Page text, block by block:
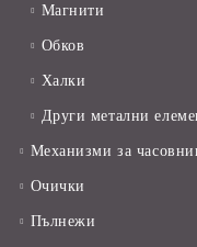
Магнити
Обков
Халки
Други метални
Механизми за
Очички
Пълнежи